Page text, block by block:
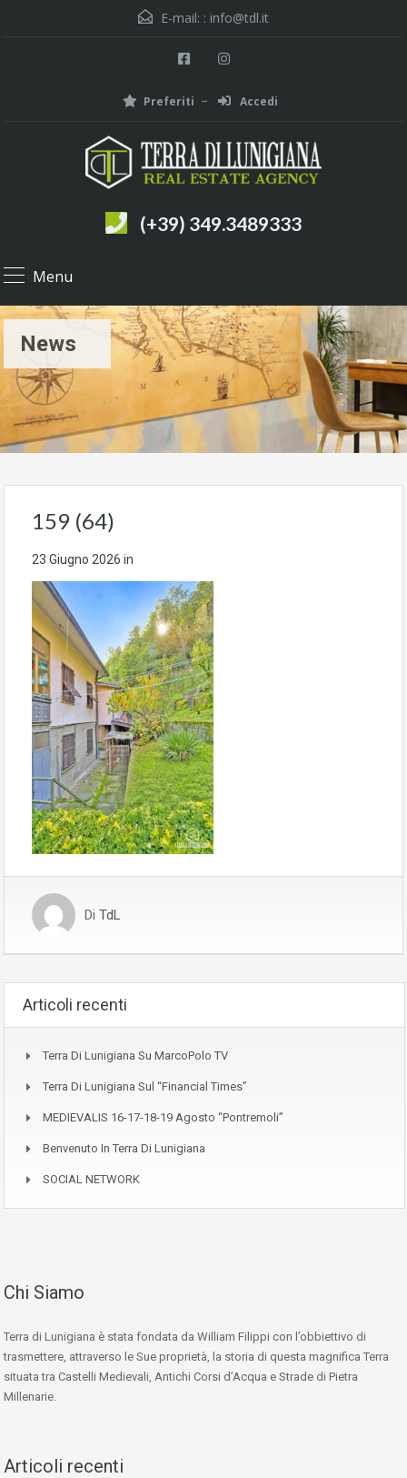
E-mail: : info@tdl.it
Preferiti Accedi
(+39) 349.3489333
Menu
News
159 (64)
23 Giugno 2026 in
Di TdL
Articoli recenti
Terra Di Lunigiana Su MarcoPolo TV
Terra Di Lunigiana Sul “Financial Times”
MEDIEVALIS 16-17-18-19 Agosto “Pontremoli”
Benvenuto In Terra Di Lunigiana
SOCIAL NETWORK
Chi Siamo
Terra di Lunigiana è stata fondata da William Filippi con l’obbiettivo di
trasmettere, attraverso le Sue proprietà, la storia di questa magnifica Terra
situata tra Castelli Medievali, Antichi Corsi d’Acqua e Strade di Pietra
Millenarie.
Articoli recenti